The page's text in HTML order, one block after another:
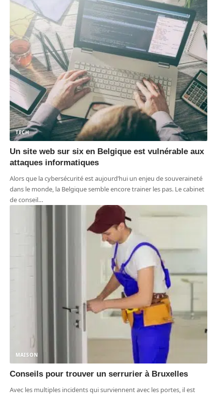
TECH
Un site web sur six en Belgique est vulnérable aux
attaques informatiques
Alors que la cybersécurité est aujourd’hui un enjeu de souveraineté
dans le monde, la Belgique semble encore trainer les pas. Le cabinet
de conseil…
MAISON
Conseils pour trouver un serrurier à Bruxelles
Avec les multiples incidents qui surviennent avec les portes, il est